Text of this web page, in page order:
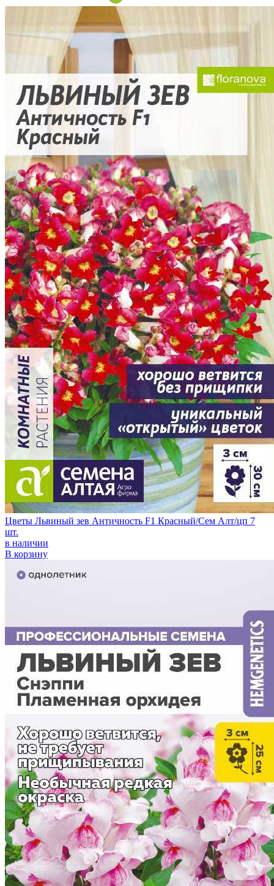
Цветы Львиный зев Античность F1 Красный/Сем Алт/цп 7
шт.
в наличии
В корзину